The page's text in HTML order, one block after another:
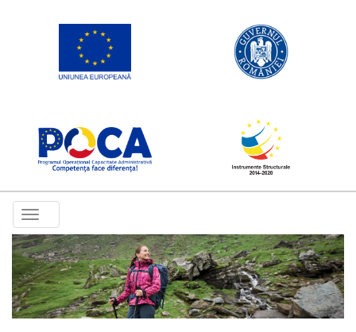
Toggle
navigation